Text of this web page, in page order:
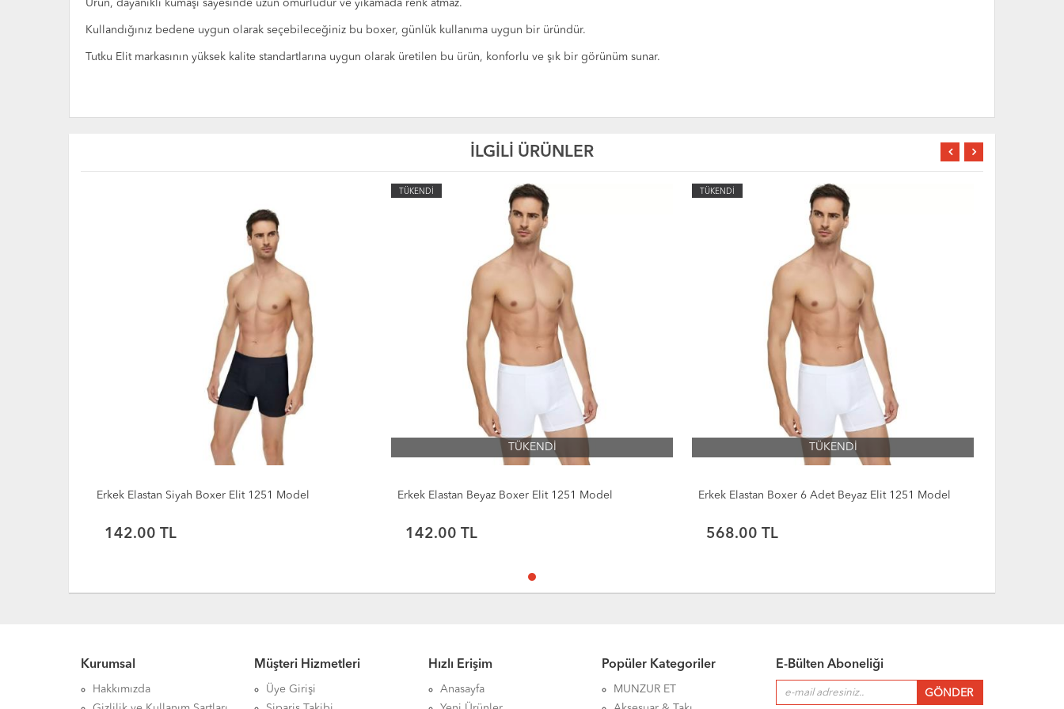
Ürün, dayanıklı kumaşı sayesinde uzun ömürlüdür ve yıkamada renk atmaz.
Kullandığınız bedene uygun olarak seçebileceğiniz bu boxer, günlük kullanıma uygun bir üründür.
Tutku Elit markasının yüksek kalite standartlarına uygun olarak üretilen bu ürün, konforlu ve şık bir görünüm sunar.
İLGİLİ ÜRÜNLER
Erkek Elastan Siyah Boxer Elit 1251 Model
142.00 TL
TÜKENDİ
TÜKENDİ
Erkek Elastan Beyaz Boxer Elit 1251 Model
142.00 TL
TÜKENDİ
TÜKENDİ
Erkek Elastan Boxer 6 Adet Beyaz Elit 1251 Model
568.00 TL
Kurumsal
Hakkımızda
Müşteri Hizmetleri
Üye Girişi
Hızlı Erişim
Anasayfa
Popüler Kategoriler
MUNZUR ET
E-Bülten Aboneliği